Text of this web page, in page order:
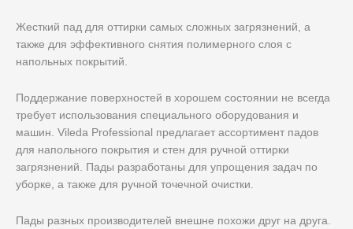
Жесткий пад для оттирки самых сложных загрязнений, а
также для эффективного снятия полимерного слоя с
напольных покрытий.
Поддержание поверхностей в хорошем состоянии не всегда
требует использования специального оборудования и
машин. Vileda Professional предлагает ассортимент падов
для напольного покрытия и стен для ручной оттирки
загрязнений. Пады разработаны для упрощения задач по
уборке, а также для ручной точечной очистки.
Пады разных производителей внешне похожи друг на друга.